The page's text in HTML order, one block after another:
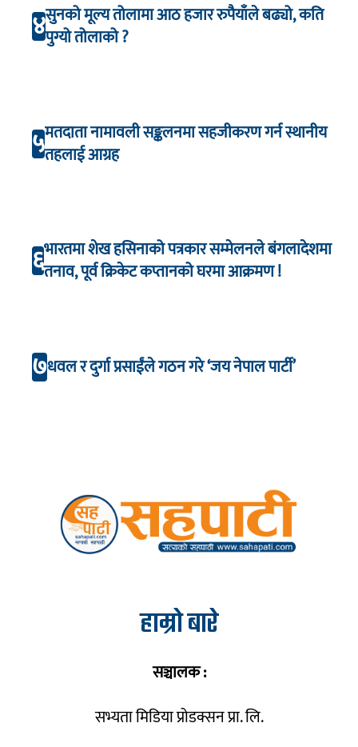
४सुनको मूल्य तोलामा आठ हजार रुपैयाँले बढ्यो, कति
पुग्यो तोलाको ?
५मतदाता नामावली सङ्कलनमा सहजीकरण गर्न स्थानीय
तहलाई आग्रह
६भारतमा शेख हसिनाको पत्रकार सम्मेलनले बंगलादेशमा
तनाव, पूर्व क्रिकेट कप्तानको घरमा आक्रमण !
७धवल र दुर्गा प्रसाईंले गठन गरे ‘जय नेपाल पार्टी’
हाम्रो बारे
सञ्चालक :
सभ्यता मिडिया प्रोडक्सन प्रा. लि.